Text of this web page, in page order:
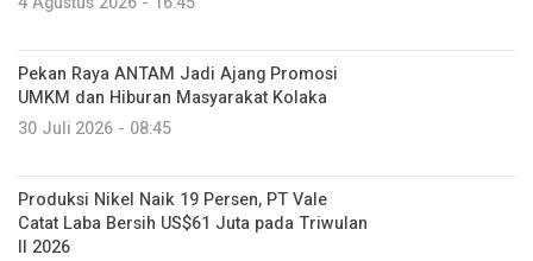
Pekan Raya ANTAM Jadi Ajang Promosi
UMKM dan Hiburan Masyarakat Kolaka
30 Juli 2026 - 08:45
Produksi Nikel Naik 19 Persen, PT Vale
Catat Laba Bersih US$61 Juta pada Triwulan
II 2026